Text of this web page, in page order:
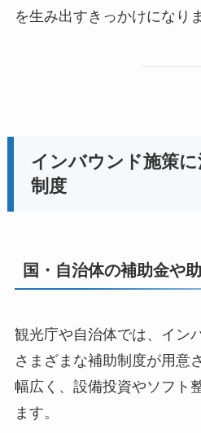
を生み出すきっかけになり
インバウンド施策
制度
国・自治体の補助金や
観光庁や自治体では、イン
さまざまな補助制度が用意
幅広く、設備投資やソフト
ます。